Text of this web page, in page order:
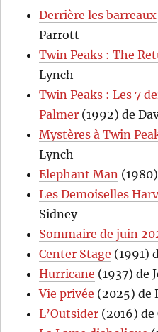
Derrière les barreaux
Parrott
Twin Peaks : The
Lynch
Twin Peaks : Les 7
Palmer (1992) de
Mystères à Twin
Lynch
Elephant Man
Les Demoiselles
Sidney
Sommaire de juin
Center Stage (1991)
Hurricane (1937) de
Vie privée (2025) de
L’Outsider (2016)